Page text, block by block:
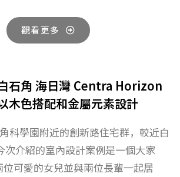
觀看更多
石角 海日灣 Centra Horizon
木色搭配和金屬元素設計
科學園附近的創新路住宅群，較近白
次介紹的室內設計案例是一個大家
可愛的女兒並與兩位長輩一起居